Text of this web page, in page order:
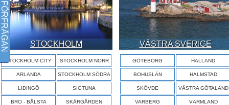
STOCKHOLM
STOCKHOLM CITY STOCKHOLM NORR
ARLANDA STOCKHOLM SÖDRA
LIDINGÖ SIGTUNA
BRO - BÅLSTA SKÄRGÅRDEN
VÄSTRA SVERIGE
GÖTEBORG HALLAND
BOHUSLÄN HALMSTAD
SKÖVDE VÄSTRA GÖTALAND
VARBERG VÄRMLAND
FÖRFRÅGAN